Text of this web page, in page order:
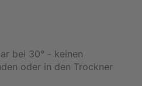
bei 30° - keinen
oder in den Trockner